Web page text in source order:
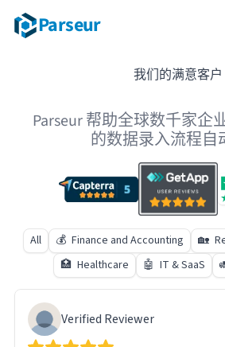
Parseur
我们的满意客户
Parseur 帮助全球数千家企
的数据录入流程自
All 💰️ Finance and Accounting 🏡
🏥 Healthcare 🤖 IT & SaaS
Verified Reviewer